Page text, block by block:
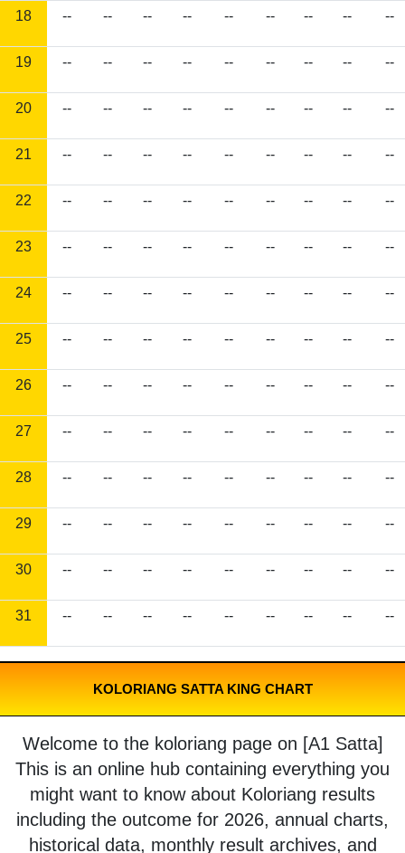
18 -- -- -- -- -- -- -- -- --
19 -- -- -- -- -- -- -- -- --
20 -- -- -- -- -- -- -- -- --
21 -- -- -- -- -- -- -- -- --
22 -- -- -- -- -- -- -- -- --
23 -- -- -- -- -- -- -- -- --
24 -- -- -- -- -- -- -- -- --
25 -- -- -- -- -- -- -- -- --
26 -- -- -- -- -- -- -- -- --
27 -- -- -- -- -- -- -- -- --
28 -- -- -- -- -- -- -- -- --
29 -- -- -- -- -- -- -- -- --
30 -- -- -- -- -- -- -- -- --
31 -- -- -- -- -- -- -- -- --
KOLORIANG SATTA KING CHART
Welcome to the koloriang page on [A1 Satta]
This is an online hub containing everything you
might want to know about Koloriang results
including the outcome for 2026, annual charts,
historical data, monthly result archives, and